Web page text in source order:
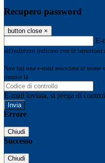
Recupero password
button close ×
E-
all'indirizzo indicato con le istruzioni
Non hai una e-mail associata al nome
tramite la
E-mail inviata, si prega di
Errore
Chiudi
Successo
Chiudi